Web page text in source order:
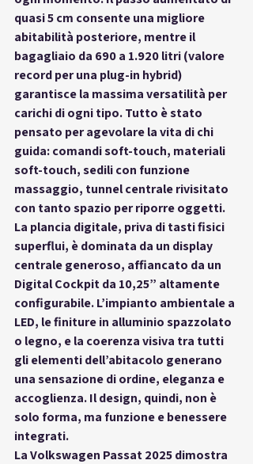
quasi 5 cm consente una migliore
abitabilità posteriore, mentre il
bagagliaio da 690 a 1.920 litri (valore
record per una plug-in hybrid)
garantisce la massima versatilità per
carichi di ogni tipo. Tutto è stato
pensato per agevolare la vita di chi
guida: comandi soft-touch, materiali
soft-touch, sedili con funzione
massaggio, tunnel centrale rivisitato
con tanto spazio per riporre oggetti.
La plancia digitale, priva di tasti fisici
superflui, è dominata da un display
centrale generoso, affiancato da un
Digital Cockpit da 10,25” altamente
configurabile. L’impianto ambientale a
LED, le finiture in alluminio spazzolato
o legno, e la coerenza visiva tra tutti
gli elementi dell’abitacolo generano
una sensazione di ordine, eleganza e
accoglienza. Il design, quindi, non è
solo forma, ma funzione e benessere
integrati.
La Volkswagen Passat 2025 dimostra